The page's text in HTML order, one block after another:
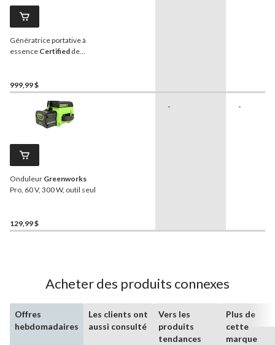
Génératrice portative à
essence Certified de
Volt Guard
999,99 $
Onduleur Greenworks
Pro, 60 V, 300 W, outil seul
129,99 $
- -
Acheter des produits connexes
Offres
hebdomadaires
Les clients ont
aussi consulté
Vers les
produits
tendances
Plus de
cette
marque